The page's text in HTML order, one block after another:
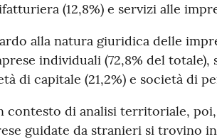
(12,8%) e servizi alle
alla natura giuridica delle
individuali (72,8% del totale),
di capitale (21,2%) e società di
contesto di analisi territoriale,
guidate da stranieri si trovino